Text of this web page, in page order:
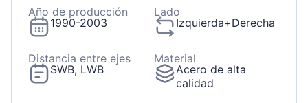
Año de producción
1990-2003
Lado
Izquierda+Derecha
Distancia entre ejes
SWB, LWB
Material
Acero de alta
calidad